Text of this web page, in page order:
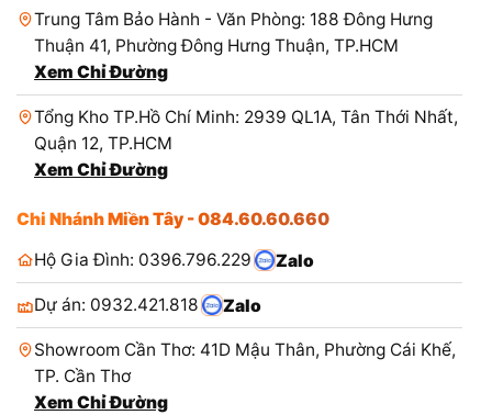
Trung Tâm Bảo Hành - Văn Phòng: 188 Đông Hưng
Thuận 41, Phường Đông Hưng Thuận, TP.HCM
Xem Chỉ Đường
Tổng Kho TP.Hồ Chí Minh: 2939 QL1A, Tân Thới Nhất,
Quận 12, TP.HCM
Xem Chỉ Đường
Chi Nhánh Miền Tây - 084.60.60.660
Hộ Gia Đình: 0396.796.229
Zalo
Dự án: 0932.421.818 Zalo
Showroom Cần Thơ: 41D Mậu Thân, Phường Cái Khế,
TP. Cần Thơ
Xem Chỉ Đường